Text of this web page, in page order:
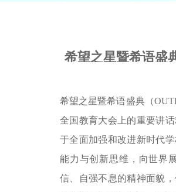
希望之星暨希语盛
希望之星暨希语盛典（
全国教育大会上的重要讲
于全面加强和改进新时代
能力与创新思维，向世界
信、自强不息的精神面貌